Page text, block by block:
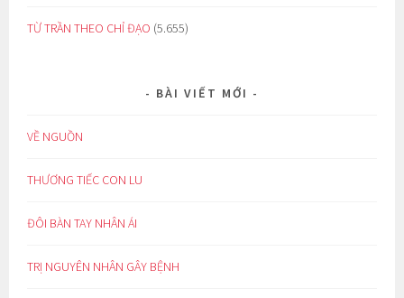
TỪ TRẦN THEO CHỈ ĐẠO (5.655)
BÀI VIẾT MỚI
VỀ NGUỒN
THƯƠNG TIẾC CON LU
ĐÔI BÀN TAY NHÂN ÁI
TRỊ NGUYÊN NHÂN GÂY BỆNH